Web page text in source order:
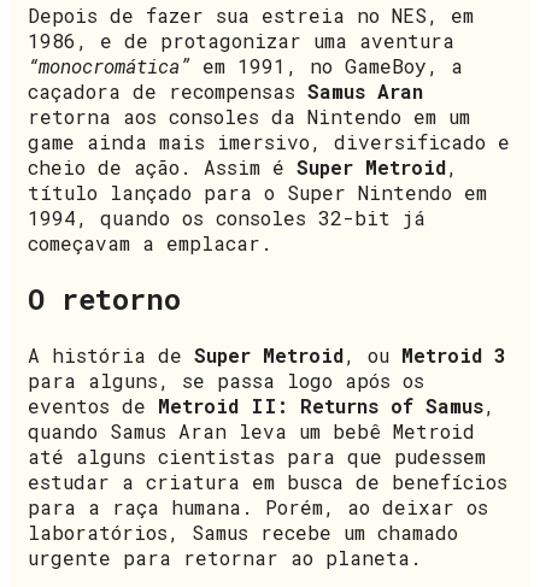
Depois de fazer sua estreia no NES, em
1986, e de protagonizar uma aventura
“monocromática” em 1991, no GameBoy, a
caçadora de recompensas Samus Aran
retorna aos consoles da Nintendo em um
game ainda mais imersivo, diversificado e
cheio de ação. Assim é Super Metroid,
título lançado para o Super Nintendo em
1994, quando os consoles 32-bit já
começavam a emplacar.
O retorno
A história de Super Metroid, ou Metroid 3
para alguns, se passa logo após os
eventos de Metroid II: Returns of Samus,
quando Samus Aran leva um bebê Metroid
até alguns cientistas para que pudessem
estudar a criatura em busca de benefícios
para a raça humana. Porém, ao deixar os
laboratórios, Samus recebe um chamado
urgente para retornar ao planeta.